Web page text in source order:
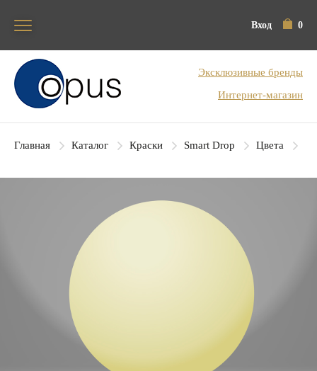
Вход 0
Блок поиска
Эксклюзивные бренды
Интернет-магазин
Главная Каталог Краски Smart Drop Цвета